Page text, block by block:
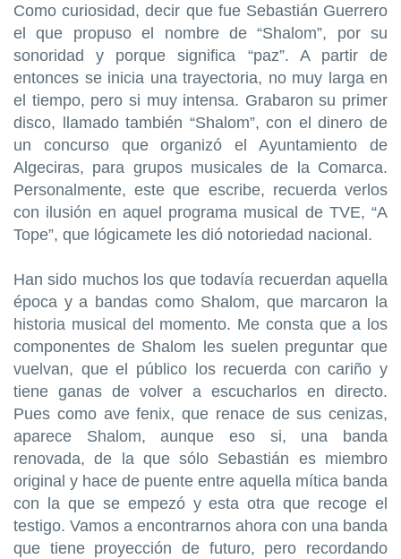
Como curiosidad, decir que fue Sebastián Guerrero
el que propuso el nombre de “Shalom”, por su
sonoridad y porque significa “paz”. A partir de
entonces se inicia una trayectoria, no muy larga en
el tiempo, pero si muy intensa. Grabaron su primer
disco, llamado también “Shalom”, con el dinero de
un concurso que organizó el Ayuntamiento de
Algeciras, para grupos musicales de la Comarca.
Personalmente, este que escribe, recuerda verlos
con ilusión en aquel programa musical de TVE, “A
Tope”, que lógicamete les dió notoriedad nacional.
Han sido muchos los que todavía recuerdan aquella
época y a bandas como Shalom, que marcaron la
historia musical del momento. Me consta que a los
componentes de Shalom les suelen preguntar que
vuelvan, que el público los recuerda con cariño y
tiene ganas de volver a escucharlos en directo.
Pues como ave fenix, que renace de sus cenizas,
aparece Shalom, aunque eso si, una banda
renovada, de la que sólo Sebastián es miembro
original y hace de puente entre aquella mítica banda
con la que se empezó y esta otra que recoge el
testigo. Vamos a encontrarnos ahora con una banda
que tiene proyección de futuro, pero recordando